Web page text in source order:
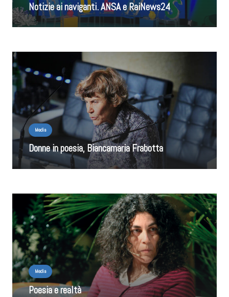
Notizie ai naviganti. ANSA e RaiNews24
Media
Donne in poesia, Biancamaria Frabotta
Media
Poesia e realtà